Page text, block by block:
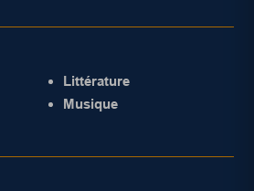
Littérature
Musique